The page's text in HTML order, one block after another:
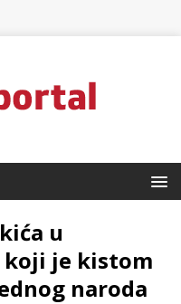
u
je kistom
naroda